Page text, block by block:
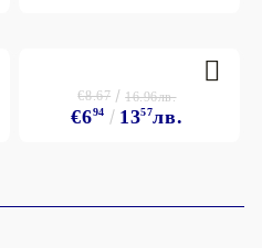
€694 1357лв.
€8.67 16.96лв.